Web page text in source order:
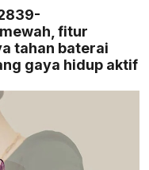
fitur
tahan baterai
gaya hidup aktif